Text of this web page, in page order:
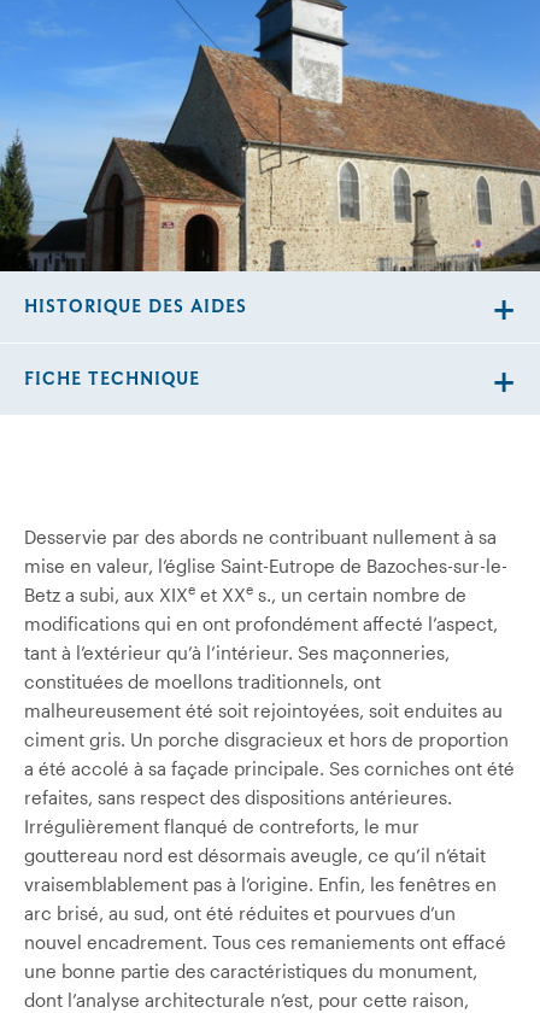
Desservie par des abords ne contribuant nullement à sa
mise en valeur, l’église Saint-Eutrope de Bazoches-sur-le-
Betz a subi, aux XIXe et XXe s., un certain nombre de
modifications qui en ont profondément affecté l’aspect,
tant à l’extérieur qu’à l’intérieur. Ses maçonneries,
constituées de moellons traditionnels, ont
malheureusement été soit rejointoyées, soit enduites au
ciment gris. Un porche disgracieux et hors de proportion
a été accolé à sa façade principale. Ses corniches ont été
refaites, sans respect des dispositions antérieures.
Irrégulièrement flanqué de contreforts, le mur
gouttereau nord est désormais aveugle, ce qu’il n’était
vraisemblablement pas à l’origine. Enfin, les fenêtres en
arc brisé, au sud, ont été réduites et pourvues d’un
nouvel encadrement. Tous ces remaniements ont effacé
une bonne partie des caractéristiques du monument,
dont l’analyse architecturale n’est, pour cette raison,
HISTORIQUE DES AIDES
FICHE TECHNIQUE